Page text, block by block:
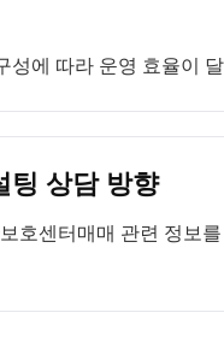
에 따라 운영 효율이
팅 상담 방향
센터매매 관련 정보